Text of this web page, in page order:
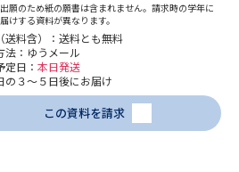
新学年スタート号特集ページ
（高2生用）
を調べる
願のため紙の願書は含まれません。請求時の学年に
けする資料が異なります。
送料含）：送料とも無料
法：ゆうメール
定日： 本日発送
の３～５日後にお届け
この資料を請求